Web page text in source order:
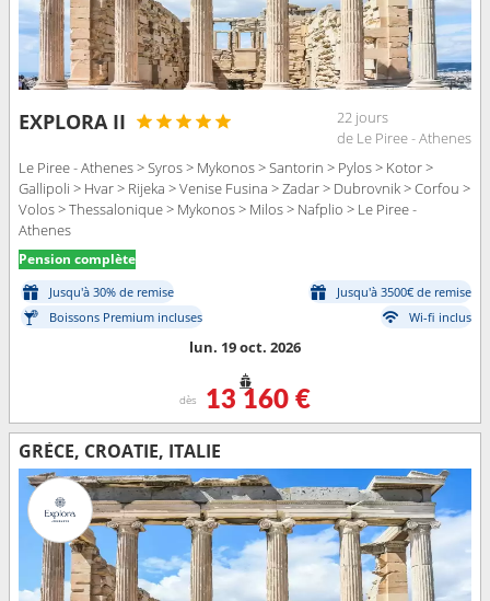
EXPLORA II
22 jours
de Le Piree - Athenes
Le Piree - Athenes > Syros > Mykonos > Santorin > Pylos > Kotor >
Gallipoli > Hvar > Rijeka > Venise Fusina > Zadar > Dubrovnik > Corfou >
Volos > Thessalonique > Mykonos > Milos > Nafplio > Le Piree -
Athenes
Pension complète
Jusqu'à 30% de remise
Jusqu'à 3500€ de remise
Boissons Premium incluses
Wi-fi inclus
lun. 19 oct. 2026
dès 13 160 €
GRÈCE, CROATIE, ITALIE